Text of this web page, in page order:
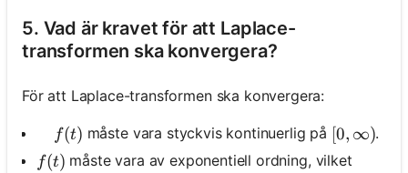
5. Vad är kravet för att Laplace-
transformen ska konvergera?
För att Laplace-transformen ska konvergera:
\quad f(t)
f(t) måste vara styckvis kontinuerlig på [0, \infty)
[0, ∞).
f(t)
f(t) måste vara av exponentiell ordning, vilket